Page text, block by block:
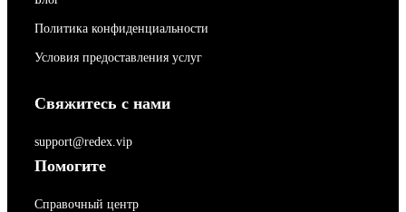
Политика конфиденциальности
Условия предоставления услуг
Свяжитесь с нами
support@redex.vip
Помогите
Справочный центр